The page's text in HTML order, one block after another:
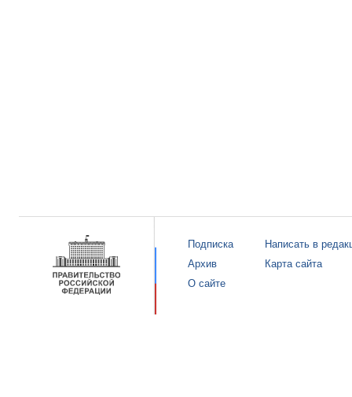
Подписка
Архив
О сайте
Написать в
Карта сайта